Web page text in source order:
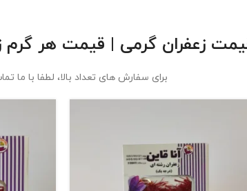
زعفران گرمی | قیمت هر گرم
برای سفارش های تعداد بالا، لطفا با ما